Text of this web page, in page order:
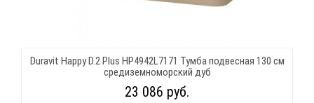
Duravit Happy D.2 Plus HP4942L7171 Тумба подвесная 130 см
средиземноморский дуб
23 086 руб.